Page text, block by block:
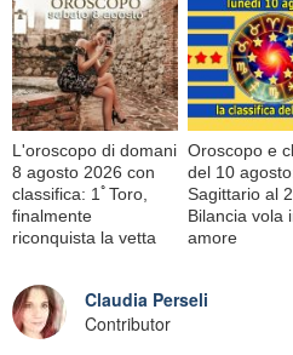
L'oroscopo di domani
8 agosto 2026 con
classifica: 1ﾟToro,
finalmente
riconquista la vetta
Oroscopo e
del 10
Sagittario al
Bilancia vola
amore
Claudia Perseli
Contributor